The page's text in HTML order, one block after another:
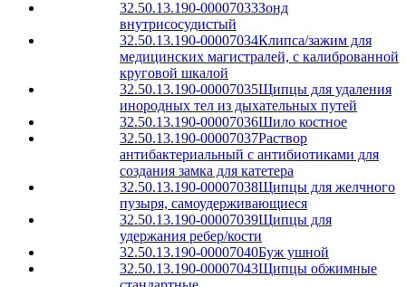
32.50.13.190-00007033Зонд
внутрисосудистый
32.50.13.190-00007034Клипса/зажим для
медицинских магистралей, с калиброванной
круговой шкалой
32.50.13.190-00007035Щипцы для удаления
инородных тел из дыхательных путей
32.50.13.190-00007036Шило костное
32.50.13.190-00007037Раствор
антибактериальный с антибиотиками для
создания замка для катетера
32.50.13.190-00007038Щипцы для желчного
пузыря, самоудерживающиеся
32.50.13.190-00007039Щипцы для
удержания ребер/кости
32.50.13.190-00007040Буж ушной
32.50.13.190-00007043Щипцы обжимные